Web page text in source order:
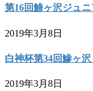
第16回鯵ヶ沢ジュ
2019年3月8日
白神杯第34回鰺ヶ
2019年3月8日